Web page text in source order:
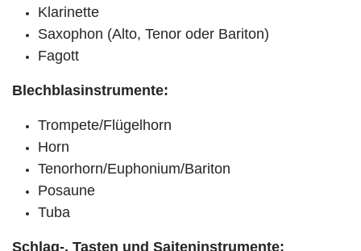
Klarinette
Saxophon (Alto, Tenor oder Bariton)
Fagott
Blechblasinstrumente:
Trompete/Flügelhorn
Horn
Tenorhorn/Euphonium/Bariton
Posaune
Tuba
Schlag-, Tasten und Saiteninstrumente: